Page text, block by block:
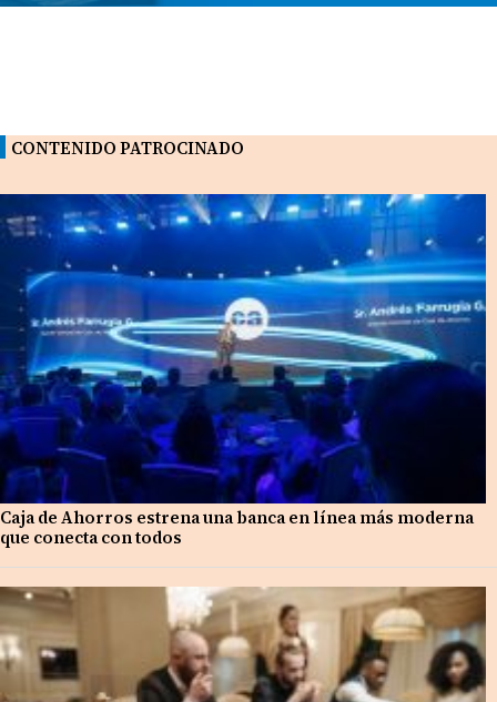
CONTENIDO PATROCINADO
Caja de Ahorros estrena una banca en línea más moderna
que conecta con todos